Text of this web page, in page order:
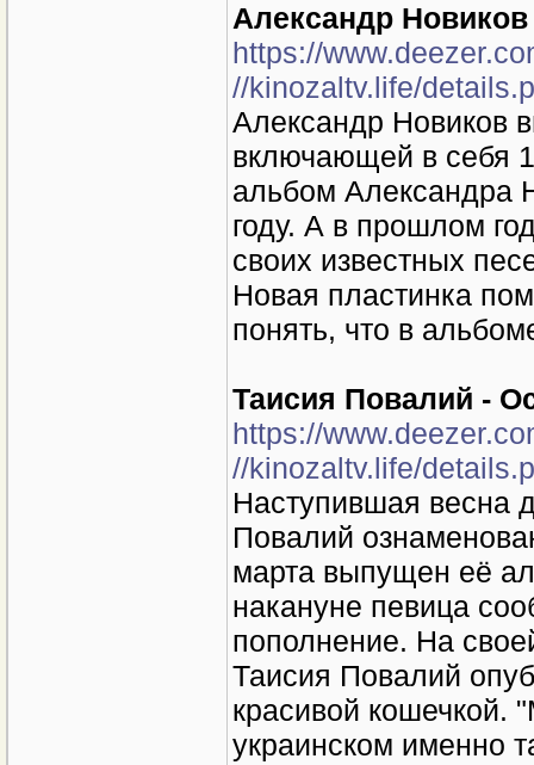
Александр
https://
//kinozaltv.life/
Александр Новиков
включающей в себя
альбом Александра
году. А в прошлом
своих известных
Новая пластинка
понять, что в
Таисия Повалий -
https://
//kinozaltv.life/
Наступившая весна
Повалий
марта выпущен её
накануне певица
пополнение. На
Таисия Повалий
красивой кошечкой.
украинском именно